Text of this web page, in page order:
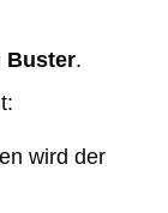
Buster.
wird der